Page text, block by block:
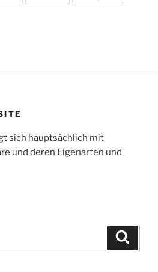
sich hauptsächlich mit
und deren Eigenarten und